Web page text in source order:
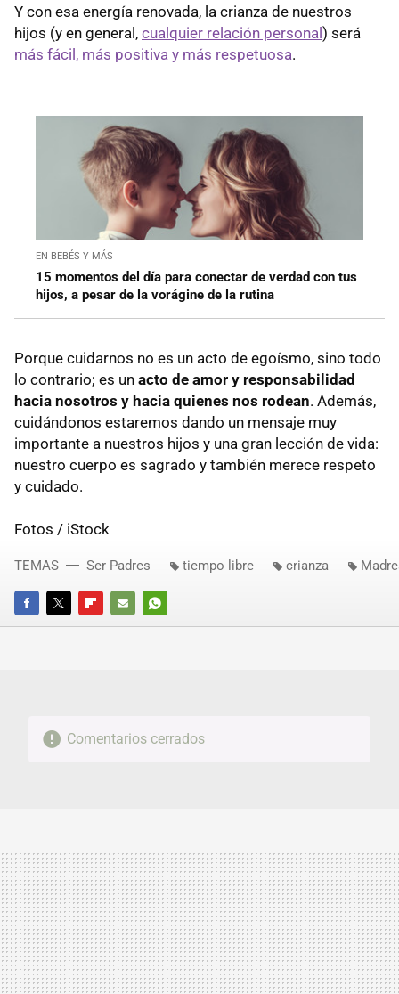
Y con esa energía renovada, la crianza de nuestros
hijos (y en general, cualquier relación personal) será
más fácil, más positiva y más respetuosa.
EN BEBÉS Y MÁS
15 momentos del día para conectar de verdad con tus
hijos, a pesar de la vorágine de la rutina
Porque cuidarnos no es un acto de egoísmo, sino todo
lo contrario; es un acto de amor y responsabilidad
hacia nosotros y hacia quienes nos rodean. Además,
cuidándonos estaremos dando un mensaje muy
importante a nuestros hijos y una gran lección de vida:
nuestro cuerpo es sagrado y también merece respeto
y cuidado.
Fotos / iStock
FACEBOOKTWITTERFLIPBOARD
E-
WHATSAPP
TEMAS Ser Padres tiempo libre crianza
Comentarios cerrados